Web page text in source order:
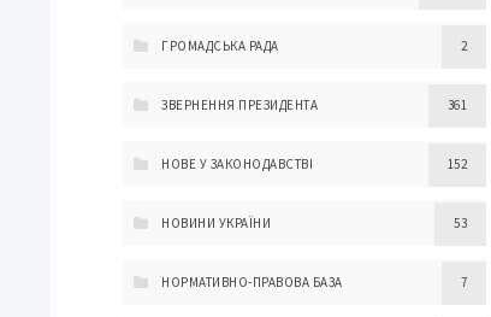
ГРОМАДСЬКА РАДА 2
ЗВЕРНЕННЯ ПРЕЗИДЕНТА 361
НОВЕ У ЗАКОНОДАВСТВІ 152
НОВИНИ УКРАЇНИ 53
НОРМАТИВНО-ПРАВОВА БАЗА 7